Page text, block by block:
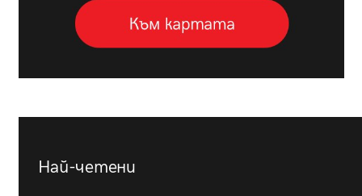
Най-четени